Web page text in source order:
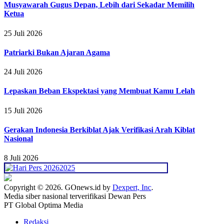
Musyawarah Gugus Depan, Lebih dari Sekadar Memilih
Ketua
25 Juli 2026
Patriarki Bukan Ajaran Agama
24 Juli 2026
Lepaskan Beban Ekspektasi yang Membuat Kamu Lelah
15 Juli 2026
Gerakan Indonesia Berkiblat Ajak Verifikasi Arah Kiblat
Nasional
8 Juli 2026
Copyright © 2026. GOnews.id by Dexpert, Inc.
Media siber nasional terverifikasi Dewan Pers
PT Global Optima Media
Redaksi